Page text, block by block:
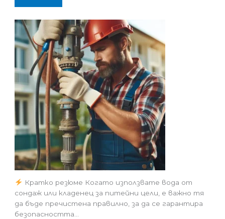
Кратко резюме Когато използвате вода от
сондаж или кладенец за питейни цели, е важно тя
да бъде пречистена правилно, за да се гарантира
безопасността…